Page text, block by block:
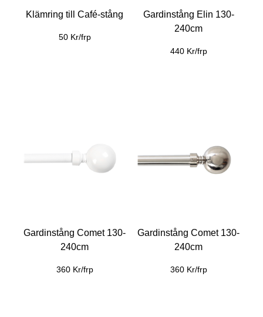
Klämring till Café-stång
50 Kr/frp
Gardinstång Elin 130-
240cm
440 Kr/frp
Gardinstång Comet 130-
240cm
360 Kr/frp
Gardinstång Comet 130-
240cm
360 Kr/frp